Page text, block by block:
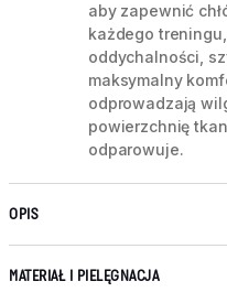
aby zapewnić
każdego
oddychalności,
maksymalny
odprowadzają
powierzchnię
odparowuje.
OPIS
MATERIAŁ I PIELĘGNACJA